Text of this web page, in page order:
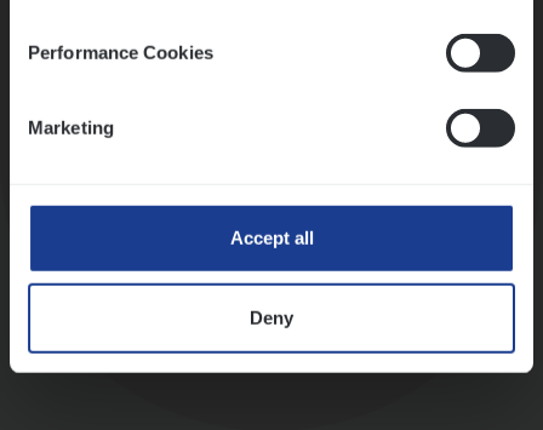
Performance Cookies
Marketing
Accept all
Deny